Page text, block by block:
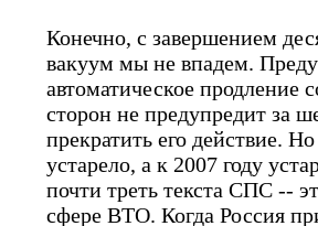
Конечно, с завершением
вакуум мы не впадем.
автоматическое продление
сторон не предупредит за
прекратить его действие.
устарело, а к 2007 году
почти треть текста СПС --
сфере ВТО. Когда Россия